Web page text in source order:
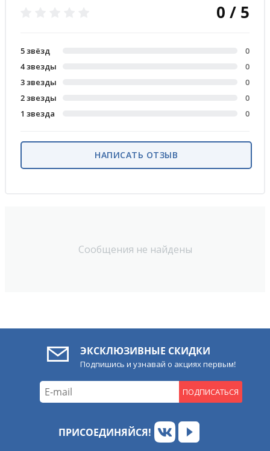
Сообщения не найдены
0 / 5
5 звёзд
0
4 звезды
0
3 звезды
0
2 звезды
0
1 звезда
0
НАПИСАТЬ ОТЗЫВ
ЭКСКЛЮЗИВНЫЕ СКИДКИ
Подпишись и узнавай о акциях первым!
ПОДПИСАТЬСЯ
ПРИСОЕДИНЯЙСЯ!